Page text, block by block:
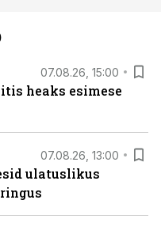
07.08.26, 15:00
heaks esimese
07.08.26, 13:00
ulatuslikus